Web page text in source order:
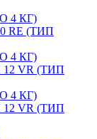
4 КГ)
RE (ТИП
4 КГ)
VR (ТИП
4 КГ)
VR (ТИП